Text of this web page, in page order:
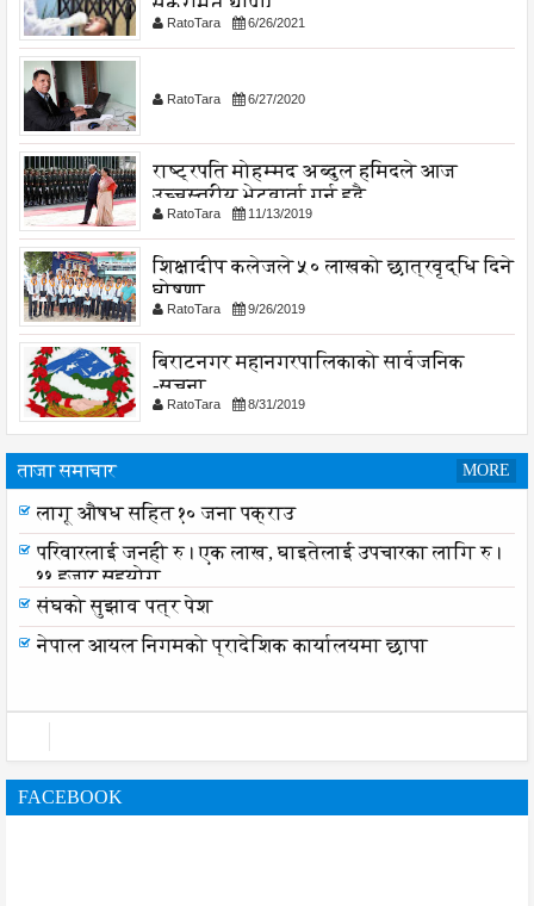
RatoTara 6/26/2021
RatoTara 6/27/2020
राष्ट्रपति मोहम्मद अब्दुल हमिदले आज
उच्चस्तरीय भेटवार्ता गर्नु हुदै,
RatoTara 11/13/2019
शिक्षादीप कलेजले ५० लाखको छात्रवृद्धि दिने
घोषणा
RatoTara 9/26/2019
बिराटनगर महानगरपालिकाको सार्वजनिक
-सुचना
RatoTara 8/31/2019
ताजा समाचार MORE
लागू औषध सहित १० जना पक्राउ
परिवारलाई जनही रु। एक लाख, घाइतेलाई उपचारका लागि रु।
११ हजार सहयोग
संघको सुझाव पत्र पेश
नेपाल आयल निगमको प्रादेशिक कार्यालयमा छापा
FACEBOOK